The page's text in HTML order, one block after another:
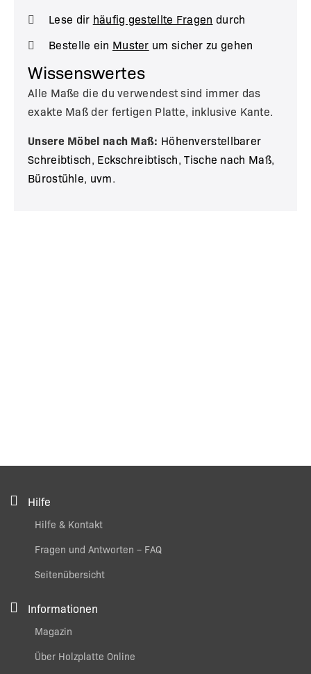
Lese dir häufig gestellte Fragen durch
Bestelle ein Muster um sicher zu gehen
Wissenswertes
Alle Maße die du verwendest sind immer das
exakte Maß der fertigen Platte, inklusive Kante.
Unsere Möbel nach Maß: Höhenverstellbarer
Schreibtisch, Eckschreibtisch,Tische nach Maß,
Bürostühle, uvm.
Hilfe
Hilfe & Kontakt
Fragen und Antworten – FAQ
Seitenübersicht
Informationen
Magazin
Über Holzplatte Online